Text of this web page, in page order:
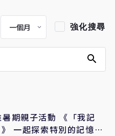
強化搜尋
暑期親子活動 《「我記
一起探索特別的記憶時